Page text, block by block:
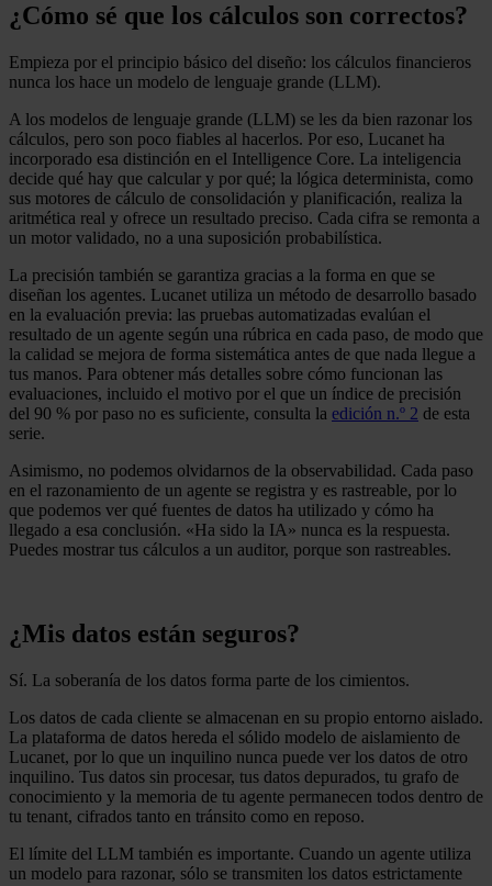
¿Cómo sé que los cálculos son correctos?
Empieza por el principio básico del diseño: los cálculos financieros
nunca los hace un modelo de lenguaje grande (LLM).
A los modelos de lenguaje grande (LLM) se les da bien razonar los
cálculos, pero son poco fiables al hacerlos. Por eso, Lucanet ha
incorporado esa distinción en el Intelligence Core. La inteligencia
decide qué hay que calcular y por qué; la lógica determinista, como
sus motores de cálculo de consolidación y planificación, realiza la
aritmética real y ofrece un resultado preciso. Cada cifra se remonta a
un motor validado, no a una suposición probabilística.
La precisión también se garantiza gracias a la forma en que se
diseñan los agentes. Lucanet utiliza un método de desarrollo basado
en la evaluación previa: las pruebas automatizadas evalúan el
resultado de un agente según una rúbrica en cada paso, de modo que
la calidad se mejora de forma sistemática antes de que nada llegue a
tus manos. Para obtener más detalles sobre cómo funcionan las
evaluaciones, incluido el motivo por el que un índice de precisión
del 90 % por paso no es suficiente, consulta la edición n.º 2 de esta
serie.
Asimismo, no podemos olvidarnos de la observabilidad. Cada paso
en el razonamiento de un agente se registra y es rastreable, por lo
que podemos ver qué fuentes de datos ha utilizado y cómo ha
llegado a esa conclusión. «Ha sido la IA» nunca es la respuesta.
Puedes mostrar tus cálculos a un auditor, porque son rastreables.
¿Mis datos están seguros?
Sí. La soberanía de los datos forma parte de los cimientos.
Los datos de cada cliente se almacenan en su propio entorno aislado.
La plataforma de datos hereda el sólido modelo de aislamiento de
Lucanet, por lo que un inquilino nunca puede ver los datos de otro
inquilino. Tus datos sin procesar, tus datos depurados, tu grafo de
conocimiento y la memoria de tu agente permanecen todos dentro de
tu tenant, cifrados tanto en tránsito como en reposo.
El límite del LLM también es importante. Cuando un agente utiliza
un modelo para razonar, sólo se transmiten los datos estrictamente